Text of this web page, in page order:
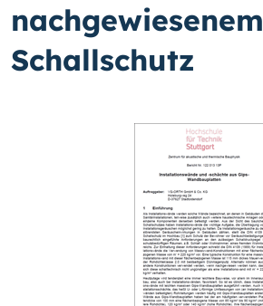
nachgewiesenem
Schallschutz